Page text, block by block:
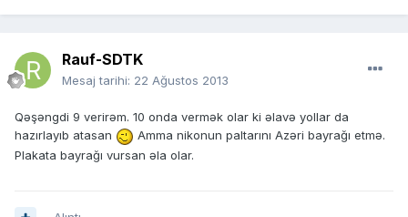
Rauf-SDTK
Mesaj tarihi: 22 Ağustos 2013
Qəşəngdi 9 verirəm. 10 onda vermək olar ki əlavə yollar da
hazırlayıb atasan
Amma nikonun paltarını Azəri bayrağı etmə.
Plakata bayrağı vursan əla olar.